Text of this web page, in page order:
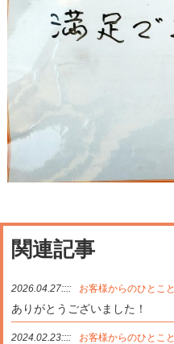
関連記事
2026.04.27:::: お客様からのひとこと
ありがとうございました！
2024.02.23:::: お客様からのひとこと